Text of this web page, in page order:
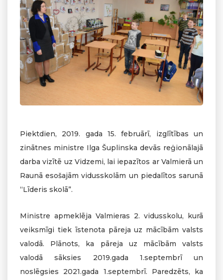
Piektdien, 2019. gada 15. februārī, izglītības un
zinātnes ministre Ilga Šuplinska devās reģionālajā
darba vizītē uz Vidzemi, lai iepazītos ar Valmierā un
Raunā esošajām vidusskolām un piedalītos sarunā
“Līderis skolā”.
Ministre apmeklēja Valmieras 2. vidusskolu, kurā
veiksmīgi tiek īstenota pāreja uz mācībām valsts
valodā. Plānots, ka pāreja uz mācībām valsts
valodā sāksies 2019.gada 1.septembrī un
noslēgsies 2021.gada 1.septembrī. Paredzēts, ka